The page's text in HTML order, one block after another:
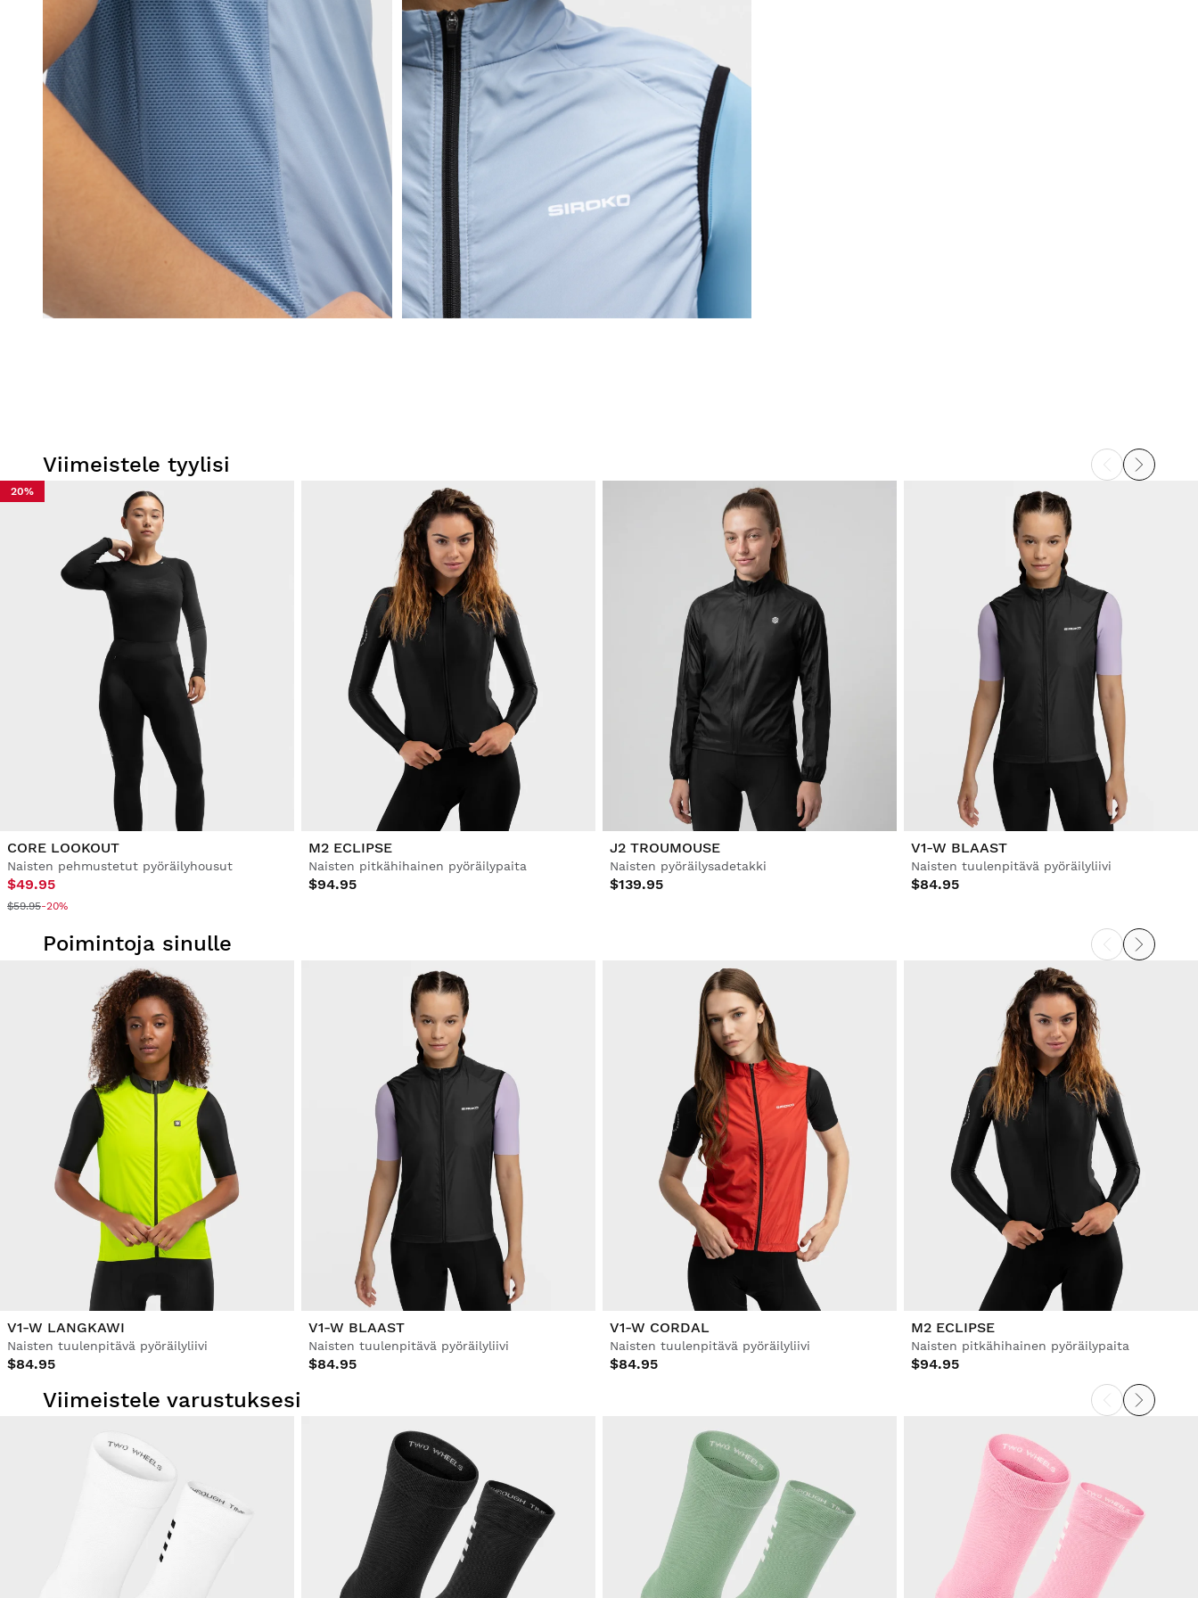
Viimeistele tyylisi
20%
CORE LOOKOUT
Naisten pehmustetut pyöräilyhousut
$49.95
$59.95-20%
M2 ECLIPSE
Naisten pitkähihainen pyöräilypaita
$94.95
J2 TROUMOUSE
Naisten pyöräilysadetakki
$139.95
V1-W BLAAST
Naisten tuulenpitävä pyöräilyliivi
$84.95
Poimintoja sinulle
V1-W LANGKAWI
Naisten tuulenpitävä pyöräilyliivi
$84.95
V1-W BLAAST
Naisten tuulenpitävä pyöräilyliivi
$84.95
V1-W CORDAL
Naisten tuulenpitävä pyöräilyliivi
$84.95
M2 ECLIPSE
Naisten pitkähihainen pyöräilypaita
$94.95
Viimeistele varustuksesi